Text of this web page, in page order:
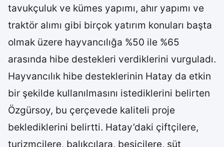
tavukçuluk ve kümes yapımı, ahır yapımı ve
traktör alımı gibi birçok yatırım konuları başta
olmak üzere hayvancılığa %50 ile %65
arasında hibe destekleri verdiklerini vurguladı.
Hayvancılık hibe desteklerinin Hatay da etkin
bir şekilde kullanılmasını istediklerini belirten
Özgürsoy, bu çerçevede kaliteli proje
beklediklerini belirtti. Hatay’daki çiftçilere,
turizmcilere, balıkçılara, besicilere, süt